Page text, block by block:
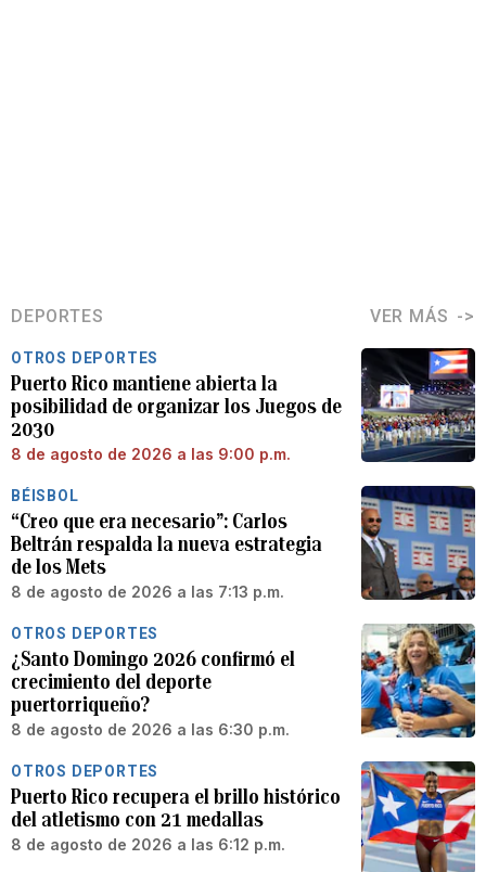
DEPORTES VER MÁS
OTROS DEPORTES
Puerto Rico mantiene abierta la
posibilidad de organizar los Juegos de
2030
8 de agosto de 2026 a las 9:00 p.m.
BÉISBOL
“Creo que era necesario”: Carlos
Beltrán respalda la nueva estrategia
de los Mets
8 de agosto de 2026 a las 7:13 p.m.
OTROS DEPORTES
¿Santo Domingo 2026 confirmó el
crecimiento del deporte
puertorriqueño?
8 de agosto de 2026 a las 6:30 p.m.
OTROS DEPORTES
Puerto Rico recupera el brillo histórico
del atletismo con 21 medallas
8 de agosto de 2026 a las 6:12 p.m.